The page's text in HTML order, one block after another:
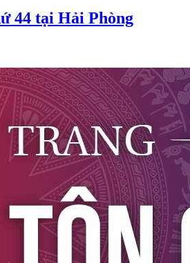
44 tại Hải Phòng